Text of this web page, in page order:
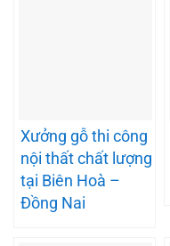
Xưởng gỗ thi công
nội thất chất lượng
tại Biên Hoà –
Đồng Nai